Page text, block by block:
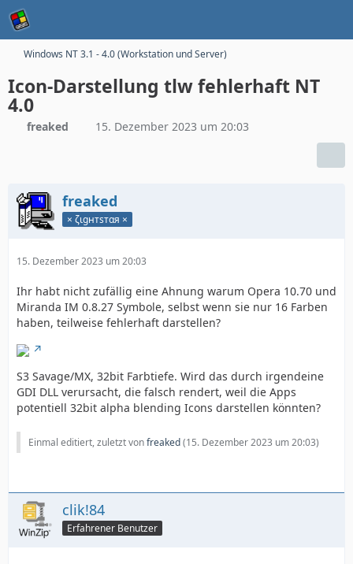
Windows NT 3.1 - 4.0 (Workstation und Server)
Icon-Darstellung tlw fehlerhaft NT
4.0
freaked 15. Dezember 2023 um 20:03
freaked
× ζιgнтѕтαя ×
15. Dezember 2023 um 20:03
Ihr habt nicht zufällig eine Ahnung warum Opera 10.70 und
Miranda IM 0.8.27 Symbole, selbst wenn sie nur 16 Farben
haben, teilweise fehlerhaft darstellen?
S3 Savage/MX, 32bit Farbtiefe. Wird das durch irgendeine
GDI DLL verursacht, die falsch rendert, weil die Apps
potentiell 32bit alpha blending Icons darstellen könnten?
Einmal editiert, zuletzt vonfreaked(15. Dezember 2023 um 20:03)
clik!84
Erfahrener Benutzer